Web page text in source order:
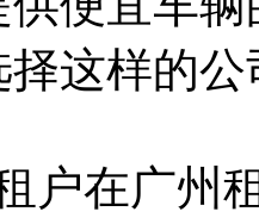
这样的
户在广州